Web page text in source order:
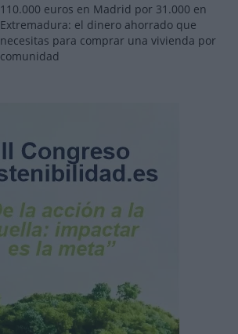
110.000 euros en Madrid por 31.000 en
Extremadura: el dinero ahorrado que
necesitas para comprar una vivienda por
comunidad